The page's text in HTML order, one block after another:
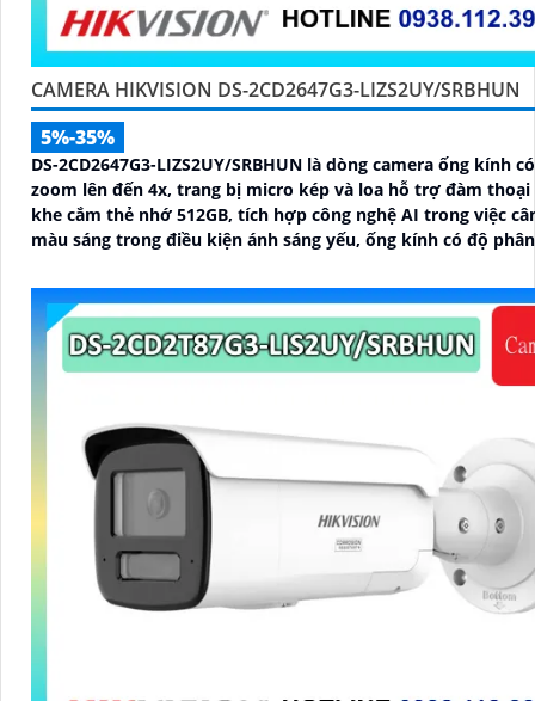
CAMERA HIKVISION DS-2CD2647G3-LIZS2UY/SRBHUN
5%-35%
DS-2CD2647G3-LIZS2UY/SRBHUN là dòng camera ống kính
zoom lên đến 4x, trang bị micro kép và loa hỗ trợ đàm thoại
khe cắm thẻ nhớ 512GB, tích hợp công nghệ AI trong việc
màu sáng trong điều kiện ánh sáng yếu, ống kính có độ